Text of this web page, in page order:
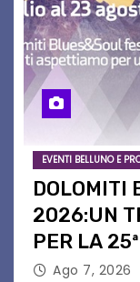
EVENTI BELLUNO E
DOLOMITI
2026:UN
PER LA
Ago 7, 2026